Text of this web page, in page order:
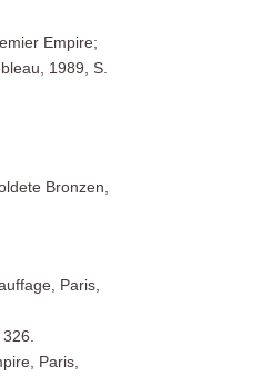
Empire;
1989, S.
Bronzen,
Paris,
Paris,